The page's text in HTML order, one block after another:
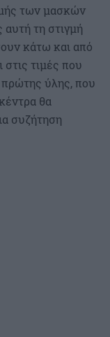
των μασκών
αυτή τη στιγμή
κάτω και από
στις τιμές που
πρώτης ύλης, που
θα
συζήτηση